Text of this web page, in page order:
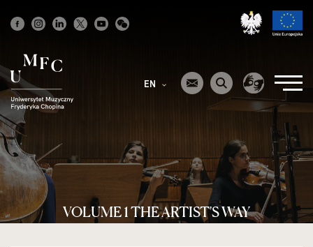
Strona
główna
EN
VOLUME 1 THE ARTIST'S WAY